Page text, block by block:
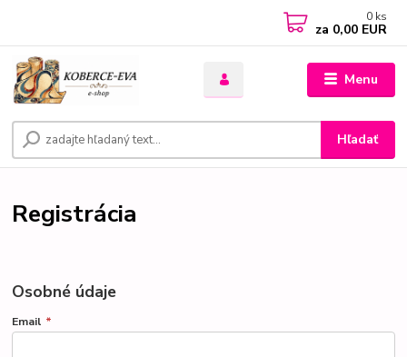
Menu
Hľadať
0 ks
za 0,00 EUR
Registrácia
Osobné údaje
Email *